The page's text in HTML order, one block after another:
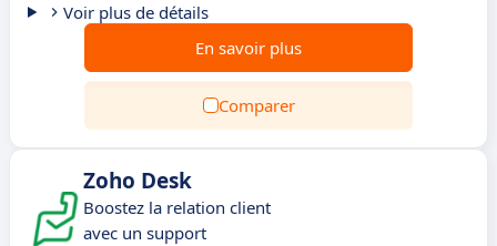
Voir plus de détails
En savoir plus
Comparer
Zoho Desk
Boostez la relation client
avec un support